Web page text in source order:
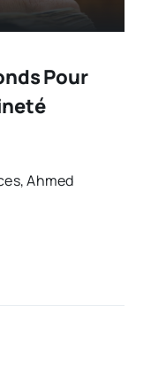
Pour
Ahmed